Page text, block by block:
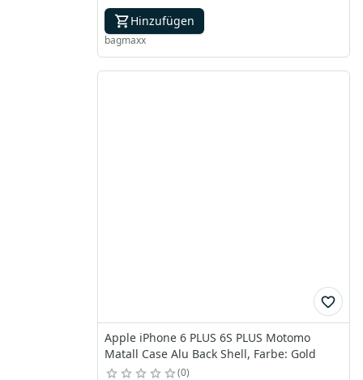
Hinzufügen
bagmaxx
Apple iPhone 6 PLUS 6S PLUS Motomo
Matall Case Alu Back Shell, Farbe: Gold
0